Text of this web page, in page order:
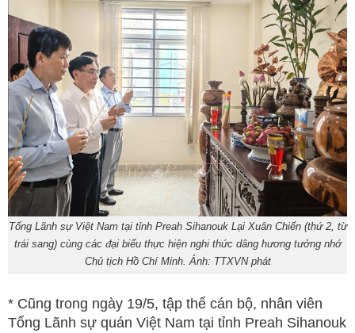
Tổng Lãnh sự Việt Nam tại tỉnh Preah Sihanouk Lại Xuân Chiến (thứ 2, từ
trái sang) cùng các đại biểu thực hiện nghi thức dâng hương tưởng nhớ
Chủ tịch Hồ Chí Minh. Ảnh: TTXVN phát
* Cũng trong ngày 19/5, tập thể cán bộ, nhân viên
Tổng Lãnh sự quán Việt Nam tại tỉnh Preah Sihanouk